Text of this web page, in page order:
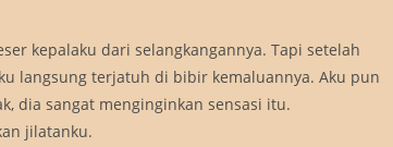
kepalaku dari selangkangannya. Tapi setelah
langsung terjatuh di bibir kemaluannya. Aku pun
dia sangat menginginkan sensasi itu.
jilatanku.